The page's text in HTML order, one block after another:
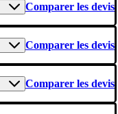
Comparer les devis
Comparer les devis
Comparer les devis